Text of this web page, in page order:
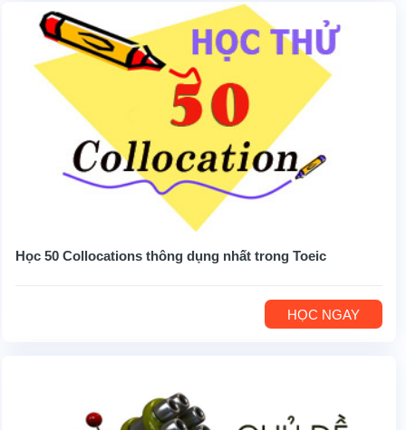
Học 50 Collocations thông dụng nhất trong Toeic
HỌC NGAY